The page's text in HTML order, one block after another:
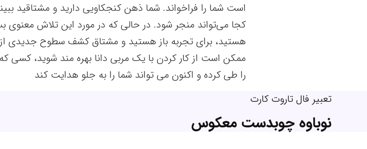
است شما را فراخواند. شما ذهن کنجکاویی دارید و مشتاقید
کجا می‌تواند منجر شود. در حالی که در مورد این تلاش معنوی
هستید، برای تجربه باز هستید و مشتاق کشف سطوح جدیدی
ممکن است از کار کردن با یک مربی دانا بهره مند شوید، کسی
را طی کرده و اکنون می تواند شما را به جلو هدایت کند
تعبیر فال تاروت کارت
نوباوه چوبدست معکوس